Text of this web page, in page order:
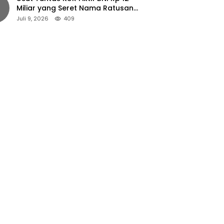
Miliar yang Seret Nama Ratusan
Petani Jember
Juli 9, 2026 409